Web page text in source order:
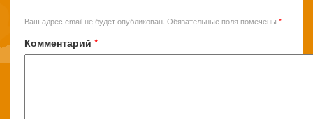
Ваш адрес email не будет опубликован. Обязательные поля помечены *
Комментарий *